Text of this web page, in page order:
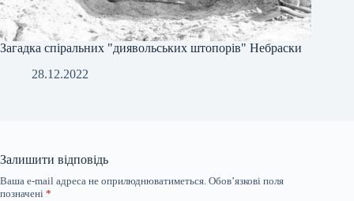
Загадка спіральних "диявольських штопорів" Небраски
28.12.2022
Залишити відповідь
Ваша e-mail адреса не оприлюднюватиметься. Обов’язкові поля
позначені *